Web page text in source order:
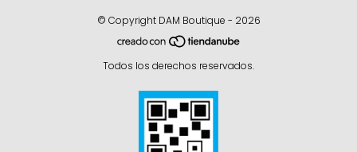
© Copyright DAM Boutique - 2026
Todos los derechos reservados.